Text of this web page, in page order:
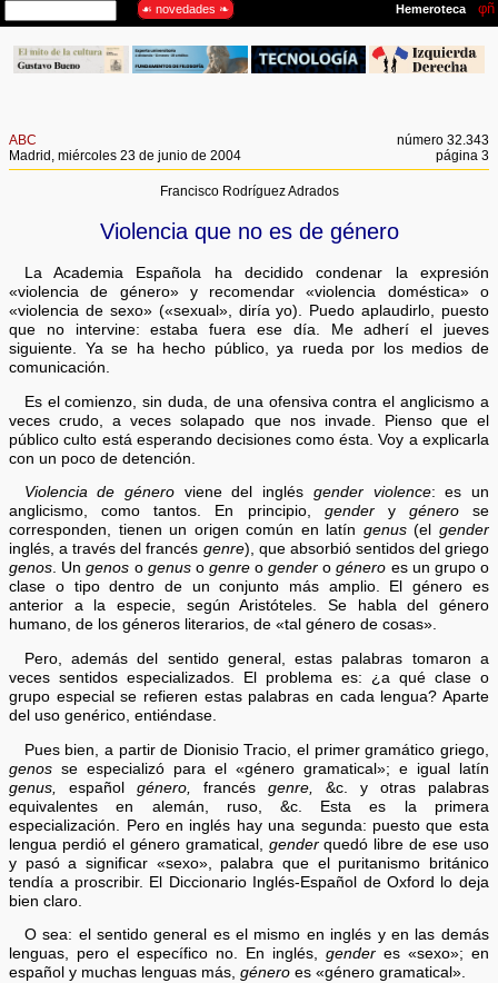
ABC
Madrid, miércoles 23 de junio de 2004
número 32.343
página 3
Francisco Rodríguez Adrados
Violencia que no es de género
La Academia Española ha decidido condenar la expresión
«violencia de género» y recomendar «violencia doméstica» o
«violencia de sexo» («sexual», diría yo). Puedo aplaudirlo, puesto
que no intervine: estaba fuera ese día. Me adherí el jueves
siguiente. Ya se ha hecho público, ya rueda por los medios de
comunicación.
Es el comienzo, sin duda, de una ofensiva contra el anglicismo a
veces crudo, a veces solapado que nos invade. Pienso que el
público culto está esperando decisiones como ésta. Voy a explicarla
con un poco de detención.
Violencia de género viene del inglés gender violence: es un
anglicismo, como tantos. En principio, gendery génerose
corresponden, tienen un origen común en latín genus(el gender
inglés, a través del francés genre), que absorbió sentidos del griego
genos. Ungenos o genuso genreogender ogénero es un grupo o
clase o tipo dentro de un conjunto más amplio. El género es
anterior a la especie, según Aristóteles. Se habla del género
humano, de los géneros literarios, de «tal género de cosas».
Pero, además del sentido general, estas palabras tomaron a
veces sentidos especializados. El problema es: ¿a qué clase o
grupo especial se refieren estas palabras en cada lengua? Aparte
del uso genérico, entiéndase.
Pues bien, a partir de Dionisio Tracio, el primer gramático griego,
genos se especializó para el «género gramatical»; e igual latín
genus,
españolgénero, francés genre,
&c. y otras palabras
equivalentes en alemán, ruso, &c. Esta es la primera
especialización. Pero en inglés hay una segunda: puesto que esta
lengua perdió el género gramatical, genderquedó libre de ese uso
y pasó a significar «sexo», palabra que el puritanismo británico
tendía a proscribir. El Diccionario Inglés-Español de Oxford lo deja
bien claro.
O sea: el sentido general es el mismo en inglés y en las demás
lenguas, pero el específico no. En inglés, genderes «sexo»; en
español y muchas lenguas más,género es «género gramatical».